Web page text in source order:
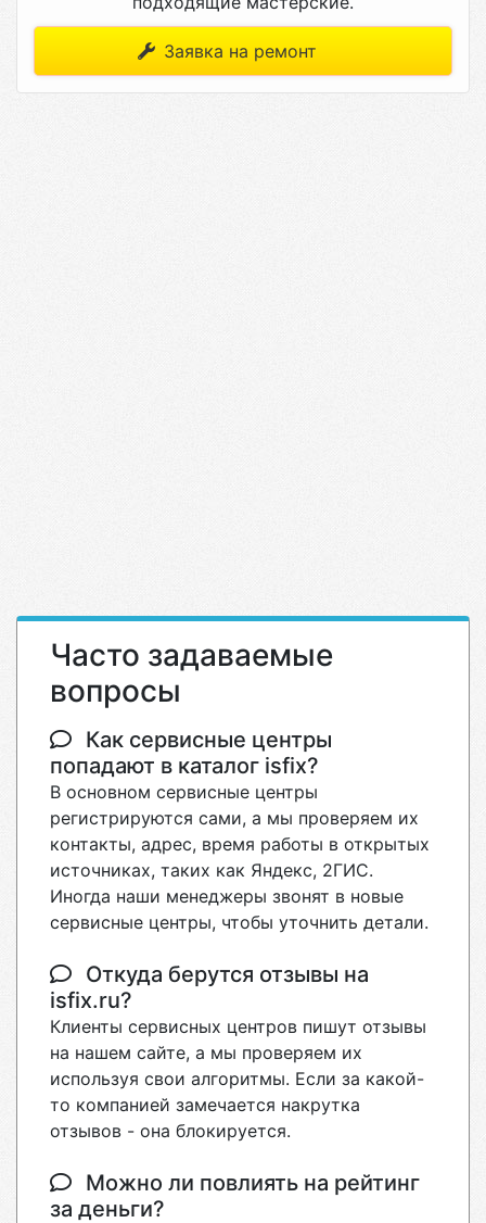
Заявка на ремонт
Часто задаваемые
вопросы
Как сервисные центры
попадают в каталог isfix?
В основном сервисные центры
регистрируются сами, а мы проверяем их
контакты, адрес, время работы в открытых
источниках, таких как Яндекс, 2ГИС.
Иногда наши менеджеры звонят в новые
сервисные центры, чтобы уточнить детали.
Откуда берутся отзывы на
isfix.ru?
Клиенты сервисных центров пишут отзывы
на нашем сайте, а мы проверяем их
используя свои алгоритмы. Если за какой-
то компанией замечается накрутка
отзывов - она блокируется.
Можно ли повлиять на рейтинг
за деньги?